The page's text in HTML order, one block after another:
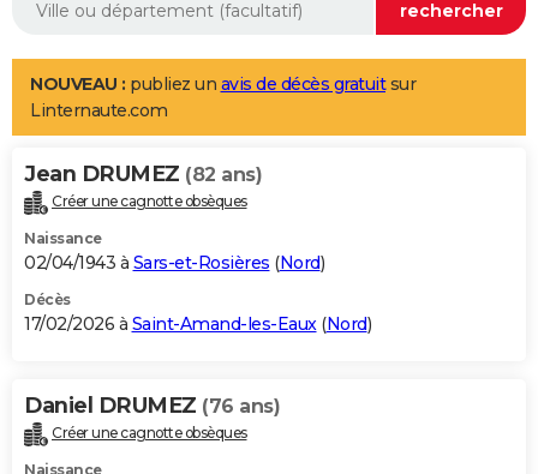
Aménagement intérieur
LIFESTYLE
Art de vivre
Bien-être
Loisirs
Mode
Modes de vie
Alimentation
Guide de la santé
Maladies
Médicaments
Sommeil
VOYAGE
Destinations
City break
Voyage nature
Voyage de noces
Forum
Climat
+PHOTO
GUIDES D'ACHAT
BONS PLANS
Carte de Noël
Carte Bonne année
Carte Saint-Valentin
Carte Pâques
Carte d'anniversaire
DICTIONNAIRE
Dictionnaire
Biographies
Citations
Expressions
Proverbes
PROGRAMME TV
NOUVEAU : publiez un avis de décès gratuitsur
Linternaute.com
Jean DRUMEZ (82 ans)
Créer une cagnotte obsèques
Naissance
02/04/1943 à Sars-et-Rosières (Nord)
Décès
17/02/2026 à Saint-Amand-les-Eaux(Nord)
Daniel DRUMEZ (76 ans)
Créer une cagnotte obsèques
Naissance